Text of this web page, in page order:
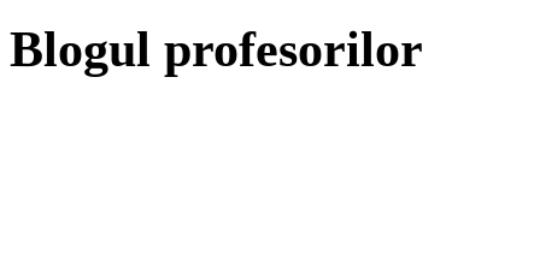
Blogul profesorilor